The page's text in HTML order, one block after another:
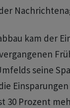
kam der
seine
30 Prozent